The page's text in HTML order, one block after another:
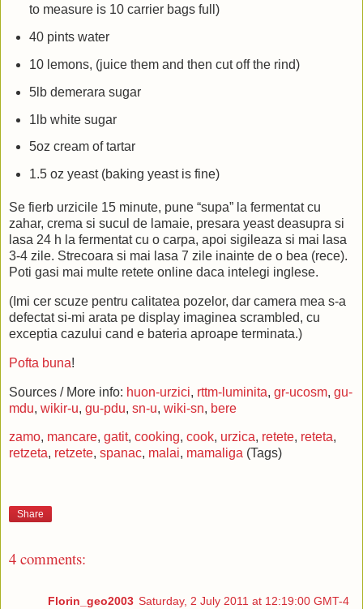
to measure is 10 carrier bags full)
40 pints water
10 lemons, (juice them and then cut off the rind)
5lb demerara sugar
1lb white sugar
5oz cream of tartar
1.5 oz yeast (baking yeast is fine)
Se fierb urzicile 15 minute, pune “supa” la fermentat cu
zahar, crema si sucul de lamaie, presara yeast deasupra si
lasa 24 h la fermentat cu o carpa, apoi sigileaza si mai lasa
3-4 zile. Strecoara si mai lasa 7 zile inainte de o bea (rece).
Poti gasi mai multe retete online daca intelegi inglese.
(Imi cer scuze pentru calitatea pozelor, dar camera mea s-a
defectat si-mi arata pe display imaginea scrambled, cu
exceptia cazului cand e bateria aproape terminata.)
Pofta buna!
Sources / More info: huon-urzici, rttm-luminita, gr-ucosm, gu-
mdu, wikir-u, gu-pdu, sn-u, wiki-sn, bere
zamo, mancare, gatit, cooking, cook, urzica, retete, reteta,
retzeta, retzete, spanac, malai, mamaliga (Tags)
Share
4 comments:
Florin_geo2003 Saturday, 2 July 2011 at 12:19:00 GMT-4